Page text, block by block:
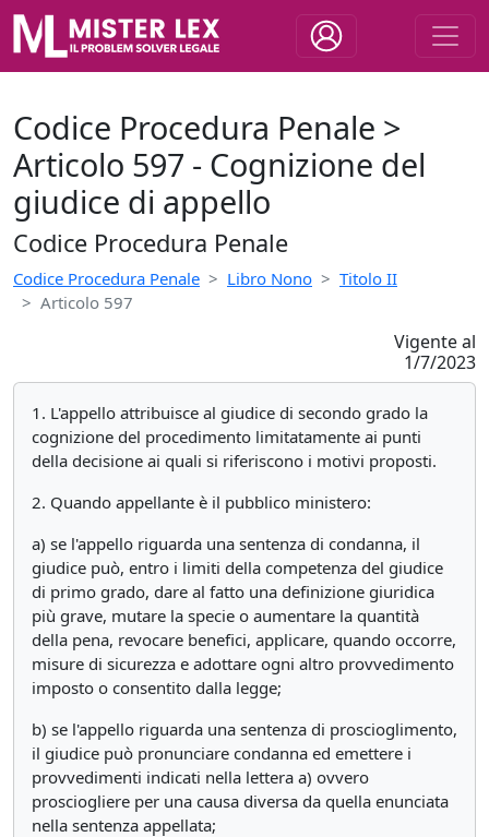
Codice Procedura Penale >
Articolo 597 - Cognizione del
giudice di appello
Codice Procedura Penale
Codice Procedura Penale Libro Nono
Titolo II
Articolo 597
Vigente al
1/7/2023
1. L'appello attribuisce al giudice di secondo grado la
cognizione del procedimento limitatamente ai punti
della decisione ai quali si riferiscono i motivi proposti.
2. Quando appellante è il pubblico ministero:
a) se l'appello riguarda una sentenza di condanna, il
giudice può, entro i limiti della competenza del giudice
di primo grado, dare al fatto una definizione giuridica
più grave, mutare la specie o aumentare la quantità
della pena, revocare benefici, applicare, quando occorre,
misure di sicurezza e adottare ogni altro provvedimento
imposto o consentito dalla legge;
b) se l'appello riguarda una sentenza di proscioglimento,
il giudice può pronunciare condanna ed emettere i
provvedimenti indicati nella lettera a) ovvero
prosciogliere per una causa diversa da quella enunciata
nella sentenza appellata;